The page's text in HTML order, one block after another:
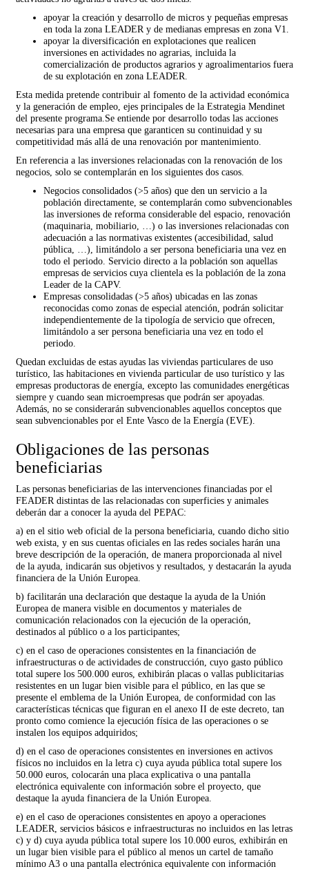
apoyar la creación y desarrollo de micros y pequeñas empresas
en toda la zona LEADER y de medianas empresas en zona V1.
apoyar la diversificación en explotaciones que realicen
inversiones en actividades no agrarias, incluida la
comercialización de productos agrarios y agroalimentarios fuera
de su explotación en zona LEADER.
Esta medida pretende contribuir al fomento de la actividad económica
y la generación de empleo, ejes principales de la Estrategia Mendinet
del presente programa.Se entiende por desarrollo todas las acciones
necesarias para una empresa que garanticen su continuidad y su
competitividad más allá de una renovación por mantenimiento.
En referencia a las inversiones relacionadas con la renovación de los
negocios, solo se contemplarán en los siguientes dos casos.
Negocios consolidados (>5 años) que den un servicio a la
población directamente, se contemplarán como subvencionables
las inversiones de reforma considerable del espacio, renovación
(maquinaria, mobiliario, …) o las inversiones relacionadas con
adecuación a las normativas existentes (accesibilidad, salud
pública, …), limitándolo a ser persona beneficiaria una vez en
todo el periodo. Servicio directo a la población son aquellas
empresas de servicios cuya clientela es la población de la zona
Leader de la CAPV.
Empresas consolidadas (>5 años) ubicadas en las zonas
reconocidas como zonas de especial atención, podrán solicitar
independientemente de la tipología de servicio que ofrecen,
limitándolo a ser persona beneficiaria una vez en todo el
periodo.
Quedan excluidas de estas ayudas las viviendas particulares de uso
turístico, las habitaciones en vivienda particular de uso turístico y las
empresas productoras de energía, excepto las comunidades energéticas
siempre y cuando sean microempresas que podrán ser apoyadas.
Además, no se considerarán subvencionables aquellos conceptos que
sean subvencionables por el Ente Vasco de la Energía (EVE).
Obligaciones de las personas
beneficiarias
Las personas beneficiarias de las intervenciones financiadas por el
FEADER distintas de las relacionadas con superficies y animales
deberán dar a conocer la ayuda del PEPAC:
a) en el sitio web oficial de la persona beneficiaria, cuando dicho sitio
web exista, y en sus cuentas oficiales en las redes sociales harán una
breve descripción de la operación, de manera proporcionada al nivel
de la ayuda, indicarán sus objetivos y resultados, y destacarán la ayuda
financiera de la Unión Europea.
b) facilitarán una declaración que destaque la ayuda de la Unión
Europea de manera visible en documentos y materiales de
comunicación relacionados con la ejecución de la operación,
destinados al público o a los participantes;
c) en el caso de operaciones consistentes en la financiación de
infraestructuras o de actividades de construcción, cuyo gasto público
total supere los 500.000 euros, exhibirán placas o vallas publicitarias
resistentes en un lugar bien visible para el público, en las que se
presente el emblema de la Unión Europea, de conformidad con las
características técnicas que figuran en el anexo II de este decreto, tan
pronto como comience la ejecución física de las operaciones o se
instalen los equipos adquiridos;
d) en el caso de operaciones consistentes en inversiones en activos
físicos no incluidos en la letra c) cuya ayuda pública total supere los
50.000 euros, colocarán una placa explicativa o una pantalla
electrónica equivalente con información sobre el proyecto, que
destaque la ayuda financiera de la Unión Europea.
e) en el caso de operaciones consistentes en apoyo a operaciones
LEADER, servicios básicos e infraestructuras no incluidos en las letras
c) y d) cuya ayuda pública total supere los 10.000 euros, exhibirán en
un lugar bien visible para el público al menos un cartel de tamaño
mínimo A3 o una pantalla electrónica equivalente con información